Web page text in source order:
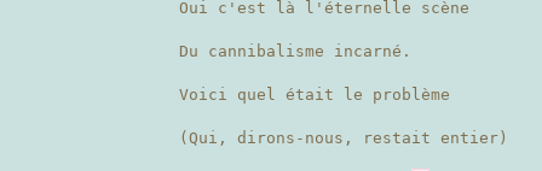
Oui c'est là l'éternelle scène
Du cannibalisme incarné.
Voici quel était le problème
(Qui, dirons-nous, restait entier)